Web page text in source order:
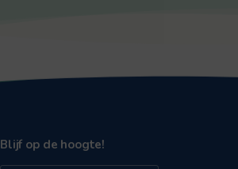
Blijf op de hoogte!